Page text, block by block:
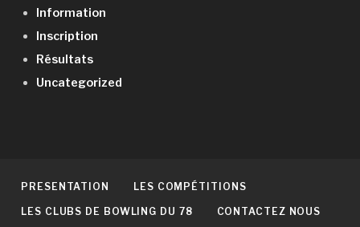
Information
Inscription
Résultats
Uncategorized
PRESENTATION LES COMPÉTITIONS
LES CLUBS DE BOWLING DU 78 CONTACTEZ NOUS